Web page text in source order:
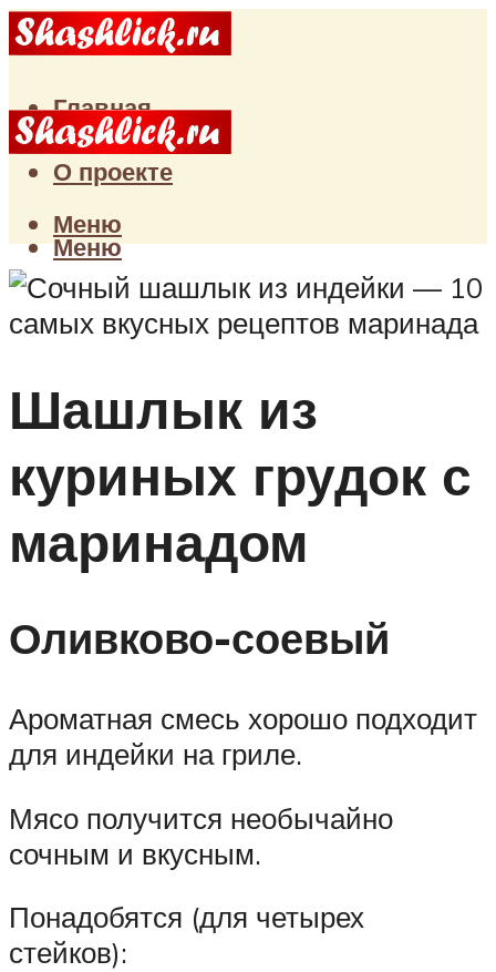
Главная
Статьи
О проекте
Меню
Меню
Шашлык из
куриных грудок с
маринадом
Оливково-соевый
Ароматная смесь хорошо подходит
для индейки на гриле.
Мясо получится необычайно
сочным и вкусным.
Понадобятся (для четырех
стейков):